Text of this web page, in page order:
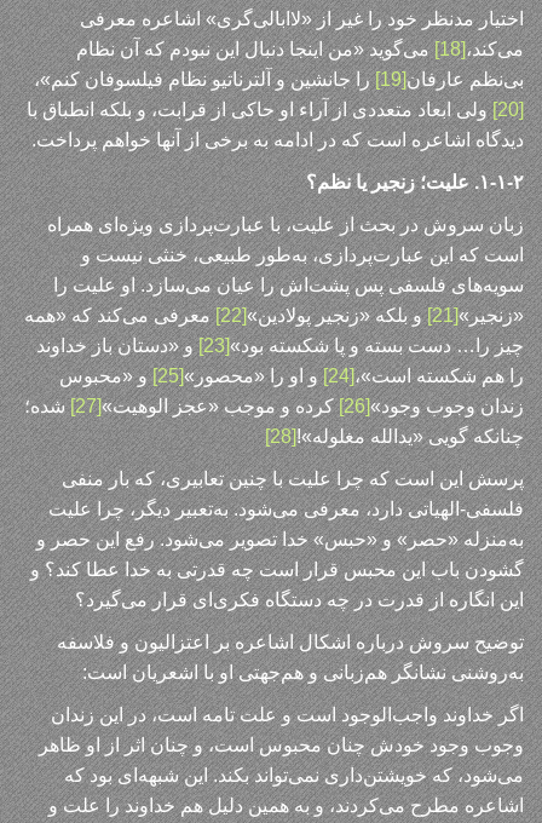
اختیار مدنظر خود را غیر از «لاابالی‌گری» اشاعره معرفی
می‌کند،[18]
می‌گوید «من اینجا دنبال این نبودم که آن نظام
بی‌نظم عارفان[19]
را جانشین و آلترناتیو نظام فیلسوفان کنم»،
[20]
ولی ابعاد متعددی از آراء او حاکی از قرابت، و بلکه انطباق با
دیدگاه اشاعره است که در ادامه به برخی از آنها خواهم پرداخت.
۱-۱-۲. علیت؛ زنجیر یا نظم؟
زبان سروش در بحث از علیت، با عبارت‌پردازی ویژه‌ای همراه
است که این عبارت‌پردازی، به‌طور طبیعی، خنثی نیست و
سویه‌های فلسفی پس پشت‌اش را عیان می‌سازد. او علیت را
«زنجیر»[21] و بلکه «زنجیر پولادین»[22]
معرفی می‌کند که «همه
چیز را… دست بسته و پا شکسته بود»[23]
و «دستان باز خداوند
را هم شکسته است»،[24] و او را «محصور»[25]
و «محبوس
زندان وجوب وجود»[26] کرده و موجب «عجز الوهیت»[27]
شده؛
چنانکه گویی «یدالله مغلوله»![28]
پرسش این است که چرا علیت با چنین تعابیری، که بار منفی
فلسفی-الهیاتی دارد، معرفی می‌شود. به‌تعبیر دیگر، چرا علیت
به‌منزله «حصر» و «حبس» خدا تصویر می‌شود. رفع این حصر و
گشودن باب این محبس قرار است چه قدرتی به خدا عطا کند؟ و
این انگاره از قدرت در چه دستگاه فکری‌ای قرار می‌گیرد؟
توضیح سروش درباره اشکال اشاعره بر اعتزالیون و فلاسفه
به‌روشنی نشانگر هم‌زبانی و هم‌جهتی او با اشعریان است:
اگر خداوند واجب‌الوجود است و علت تامه است، در این زندان
وجوب وجود خودش چنان محبوس است، و چنان اثر از او ظاهر
می‌شود، که خویشتن‌داری نمی‌تواند بکند. این شبهه‌ای بود که
اشاعره مطرح می‌کردند، و به همین دلیل هم خداوند را علت و